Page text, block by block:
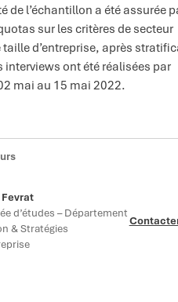
de l’échantillon a été assurée
sur les critères de secteur
taille d’entreprise, après
interviews ont été réalisées par
mai au 15 mai 2022.
d’études – Département
& Stratégies